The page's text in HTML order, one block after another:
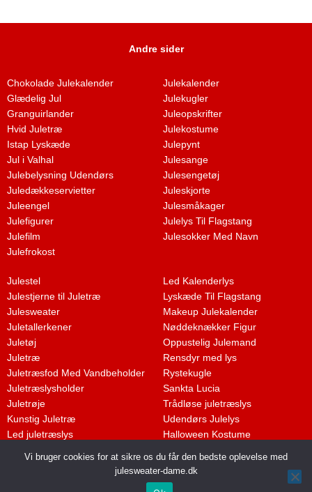
Andre sider
Chokolade Julekalender
Glædelig Jul
Granguirlander
Hvid Juletræ
Istap Lyskæde
Jul i Valhal
Julebelysning Udendørs
Juledækkeservietter
Juleengel
Julefigurer
Julefilm
Julefrokost
Julekalender
Julekugler
Juleopskrifter
Julekostume
Julepynt
Julesange
Julesengetøj
Juleskjorte
Julesmåkager
Julelys Til Flagstang
Julesokker Med Navn
Julestel
Julestjerne til Juletræ
Julesweater
Juletallerkener
Juletøj
Juletræ
Juletræsfod Med Vandbeholder
Juletræslysholder
Juletrøje
Kunstig Juletræ
Led juletræslys
Led Kalenderlys
Lyskæde Til Flagstang
Makeup Julekalender
Nøddeknækker Figur
Oppustelig Julemand
Rensdyr med lys
Rystekugle
Sankta Lucia
Trådløse juletræslys
Udendørs Julelys
Halloween Kostume
Dette medie ejes og drives af Tropic Traffic LLC-FZ | The Meydan Hotel,
Grandstand, 6th floor, Nad Al Sheba | Dubai | UAE
Vi bruger cookies for at sikre os du får den bedste oplevelse med
julesweater-dame.dk